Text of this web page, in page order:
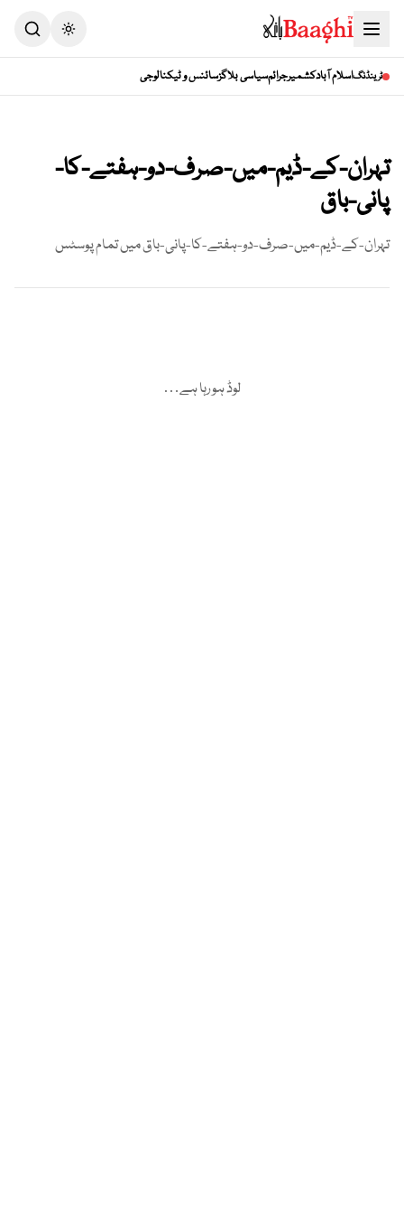
Toggle theme
ٹرینڈنگاسلام آبادکشمیرجرائمسیاسی بلاگزسائنس و ٹیکنالوجی
تہران-کے-ڈیم-میں-صرف-دو-ہفتے-کا-
پانی-باق
تہران-کے-ڈیم-میں-صرف-دو-ہفتے-کا-پانی-باقمیں تمام پوسٹس
لوڈ ہو رہا ہے…